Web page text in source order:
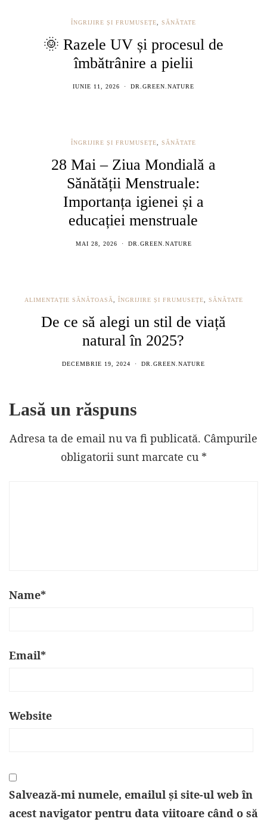
ÎNGRIJIRE ȘI FRUMUSEȚE SĂNĂTATE
🌞 Razele UV și procesul de
îmbătrânire a pielii
IUNIE 11, 2026 DR.GREEN.NATURE
ÎNGRIJIRE ȘI FRUMUSEȚE SĂNĂTATE
28 Mai – Ziua Mondială a
Sănătății Menstruale:
Importanța igienei și a
educației menstruale
MAI 28, 2026 DR.GREEN.NATURE
ALIMENTAȚIE SĂNĂTOASĂ ÎNGRIJIRE ȘI FRUMUSEȚE SĂNĂTATE
De ce să alegi un stil de viață
natural în 2025?
DECEMBRIE 19, 2024 DR.GREEN.NATURE
Lasă un răspuns
Adresa ta de email nu va fi publicată. Câmpurile
obligatorii sunt marcate cu *
Name*
Email*
Website
Salvează-mi numele, emailul și site-ul web în
acest navigator pentru data viitoare când o să